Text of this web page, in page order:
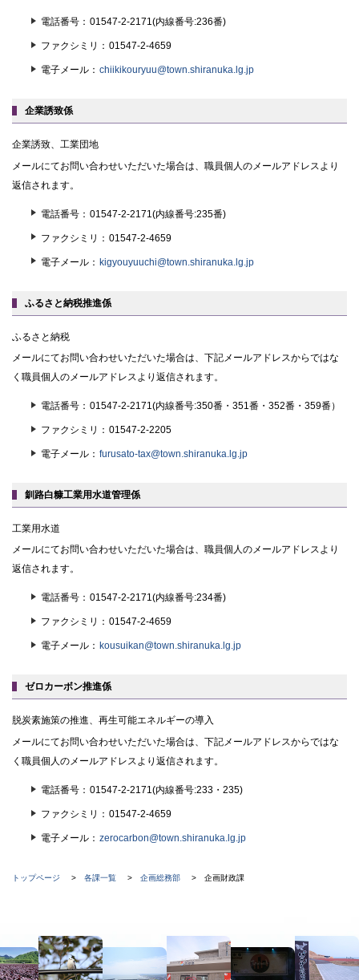
電話番号 01547-2-2171(内線番号:236番)
ファクシミリ 01547-2-4659
電子メール chiikikouryuu@town.shiranuka.lg.jp
企業誘致係
企業誘致、工業団地
メールにてお問い合わせいただいた場合は、職員個人のメールアドレスより
返信されます。
電話番号 01547-2-2171(内線番号:235番)
ファクシミリ 01547-2-4659
電子メール kigyouyuuchi@town.shiranuka.lg.jp
ふるさと納税推進係
ふるさと納税
メールにてお問い合わせいただいた場合は、下記メールアドレスからではな
く職員個人のメールアドレスより返信されます。
電話番号 01547-2-2171(内線番号:350番・351番・352番・359番）
ファクシミリ 01547-2-2205
電子メール furusato-tax@town.shiranuka.lg.jp
釧路白糠工業用水道管理係
工業用水道
メールにてお問い合わせいただいた場合は、職員個人のメールアドレスより
返信されます。
電話番号 01547-2-2171(内線番号:234番)
ファクシミリ 01547-2-4659
電子メール kousuikan@town.shiranuka.lg.jp
ゼロカーボン推進係
脱炭素施策の推進、再生可能エネルギーの導入
メールにてお問い合わせいただいた場合は、下記メールアドレスからではな
く職員個人のメールアドレスより返信されます。
電話番号 01547-2-2171(内線番号:233・235)
ファクシミリ 01547-2-4659
電子メール zerocarbon@town.shiranuka.lg.jp
ト
る
現
置
の
トップページ 各課一覧 企画総務部 企画財政課
文
へ